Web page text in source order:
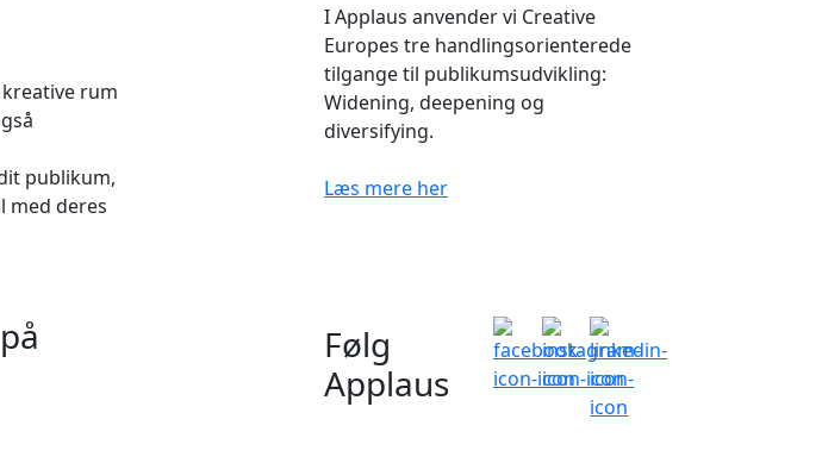
rum
publikum,
med deres
I Applaus anvender vi Creative
Europes tre handlingsorienterede
tilgange til publikumsudvikling:
Widening, deepening og
diversifying.
Læs mere her
Følg
Applaus